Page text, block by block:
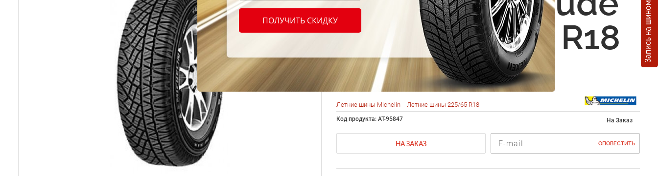
Запись на шиномонтаж
Cross 225/65 R18
107H
Летние шины Michelin Летние шины 225/65 R18
Код продукта: AT-95847 На Заказ
НА ЗАКАЗ ОПОВЕСТИТЬ
ПОЛУЧИТЬ СКИДКУ